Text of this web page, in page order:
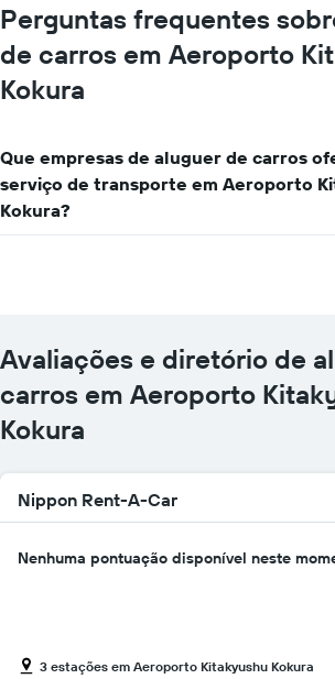
Perguntas frequentes
de carros em Aeroporto
Kokura
Que empresas de aluguer de carros
serviço de transporte em Aeroporto
Kokura?
Avaliações e diretório de
carros em Aeroporto
Kokura
Nippon Rent-A-Car
Nenhuma pontuação disponível neste
3 estações em Aeroporto Kitakyushu Kokura